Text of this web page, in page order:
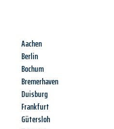
Aachen
Berlin
Bochum
Bremerhaven
Duisburg
Frankfurt
Gütersloh